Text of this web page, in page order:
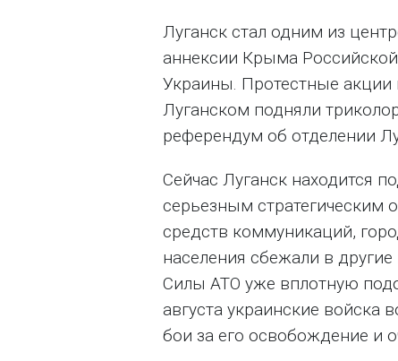
Луганск стал одним из
аннексии Крыма
Украины. Протестные акции
Луганском подняли
референдум об отделении
Сейчас Луганск находится
серьезным стратегическим
средств коммуникаций,
населения сбежали в
Силы АТО уже вплотную
августа украинские
бои за его освобождение и